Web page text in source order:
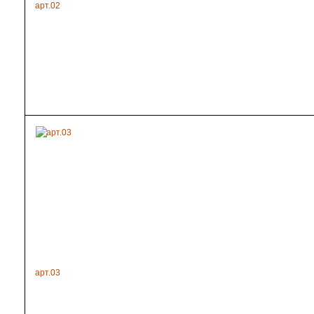
арт.02
арт.03